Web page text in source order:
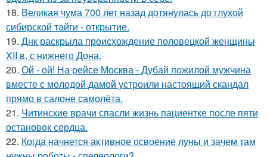
18. Великая чума 700 лет назад дотянулась до глухой
сибирской тайги - открытие.
19. Днк раскрыла происхождение половецкой женщины
XII в. с нижнего Дона.
20. Ой - ой! На рейсе Москва - Дубай пожилой мужчина
вместе с молодой дамой устроили настоящий скандал
прямо в салоне самолёта.
21. Читинские врачи спасли жизнь пациентке после пяти
остановок сердца.
22. Когда начнется активное освоение луны и зачем там